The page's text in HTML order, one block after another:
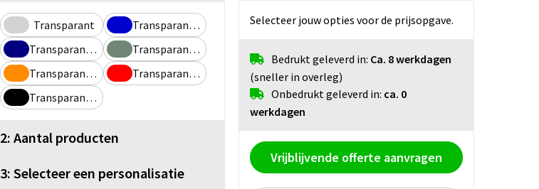
Transparant
Transparant / Blauw
Transparant / Donkerblauw
Transparant / Olijfgroen
Transparant / Oranje
Transparant / Rood
Transparant / Zwart
2: Aantal producten
3: Selecteer een personalisatie
Selecteer jouw opties voor de prijsopgave.
Bedrukt geleverd in: Ca. 8 werkdagen
(sneller in overleg)
Onbedrukt geleverd in: ca. 0
werkdagen
Vrijblijvende offerte aanvragen